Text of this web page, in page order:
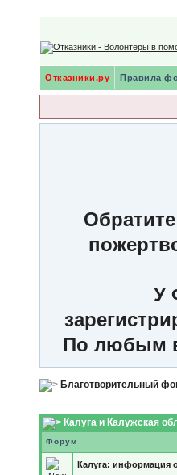
Отказники.ру Правила
У
По любым
Калуга и Калужская
Форум
Калуга: информация